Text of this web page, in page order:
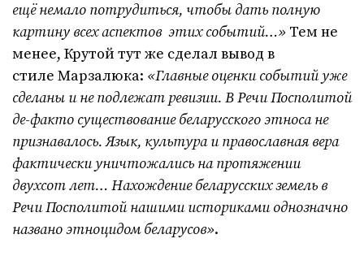
ещё немало потрудиться, чтобы дать полную
картину всех аспектов этих событий…» Тем не
менее, Крутой тут же сделал вывод в
стиле Марзалюка: «Главные оценки событий уже
сделаны и не подлежат ревизии. В Речи Посполитой
де-факто существование беларусского этноса не
признавалось. Язык, культура и православная вера
фактически уничтожались на протяжении
двухсот лет… Нахождение беларусских земель в
Речи Посполитой нашими историками однозначно
названо этноцидом беларусов».